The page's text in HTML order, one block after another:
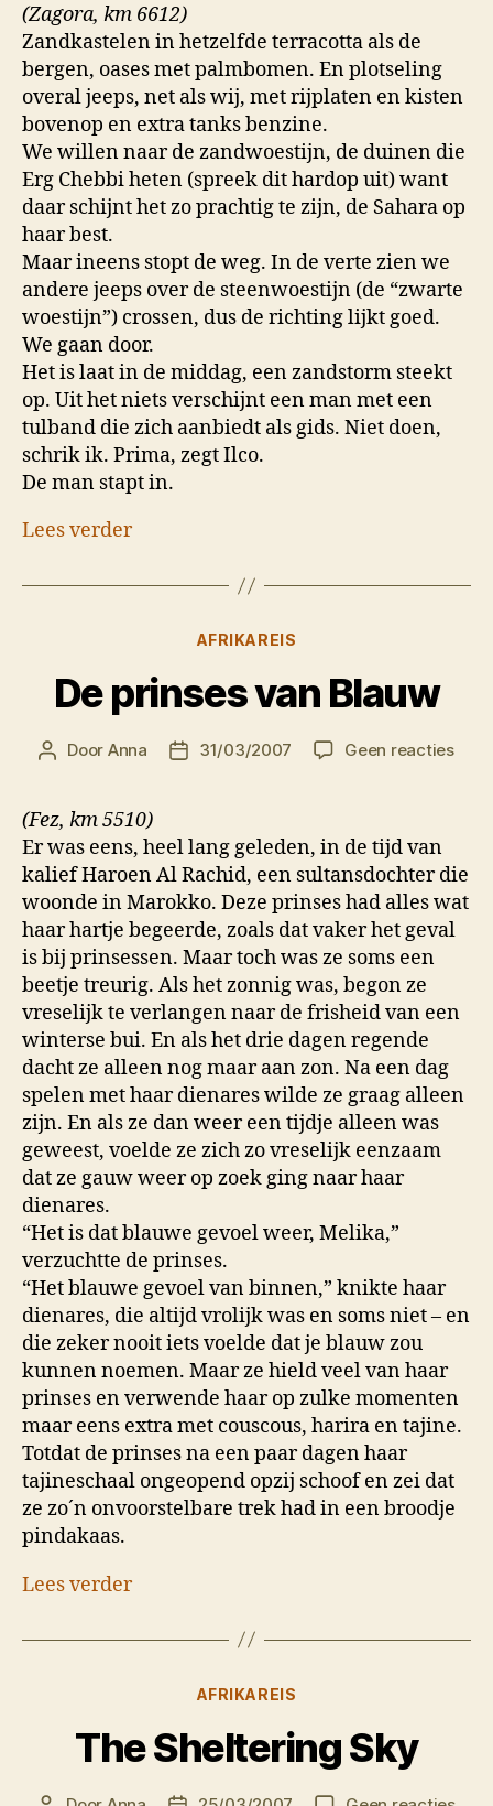
(Zagora, km 6612)
Zandkastelen in hetzelfde terracotta als de
bergen, oases met palmbomen. En plotseling
overal jeeps, net als wij, met rijplaten en kisten
bovenop en extra tanks benzine.
We willen naar de zandwoestijn, de duinen die
Erg Chebbi heten (spreek dit hardop uit) want
daar schijnt het zo prachtig te zijn, de Sahara op
haar best.
Maar ineens stopt de weg. In de verte zien we
andere jeeps over de steenwoestijn (de “zwarte
woestijn”) crossen, dus de richting lijkt goed.
We gaan door.
Het is laat in de middag, een zandstorm steekt
op. Uit het niets verschijnt een man met een
tulband die zich aanbiedt als gids. Niet doen,
schrik ik. Prima, zegt Ilco.
De man stapt in.
Lees verder
Categorieën
AFRIKAREIS
De prinses van Blauw
Berichtauteur
Door Anna Berichtdatum
31/03/2007 Geen reactiesop
(Fez, km 5510)
Er was eens, heel lang geleden, in de tijd van
kalief Haroen Al Rachid, een sultansdochter die
woonde in Marokko. Deze prinses had alles wat
haar hartje begeerde, zoals dat vaker het geval
is bij prinsessen. Maar toch was ze soms een
beetje treurig. Als het zonnig was, begon ze
vreselijk te verlangen naar de frisheid van een
winterse bui. En als het drie dagen regende
dacht ze alleen nog maar aan zon. Na een dag
spelen met haar dienares wilde ze graag alleen
zijn. En als ze dan weer een tijdje alleen was
geweest, voelde ze zich zo vreselijk eenzaam
dat ze gauw weer op zoek ging naar haar
dienares.
“Het is dat blauwe gevoel weer, Melika,”
verzuchtte de prinses.
“Het blauwe gevoel van binnen,” knikte haar
dienares, die altijd vrolijk was en soms niet – en
die zeker nooit iets voelde dat je blauw zou
kunnen noemen. Maar ze hield veel van haar
prinses en verwende haar op zulke momenten
maar eens extra met couscous, harira en tajine.
Totdat de prinses na een paar dagen haar
tajineschaal ongeopend opzij schoof en zei dat
ze zo´n onvoorstelbare trek had in een broodje
pindakaas.
Lees verder
Categorieën
AFRIKAREIS
The Sheltering Sky